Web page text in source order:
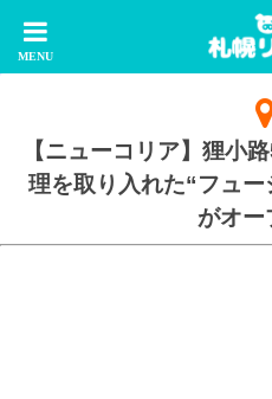
【ニューコリア】狸小
理を取り入れた“フュ
がオー